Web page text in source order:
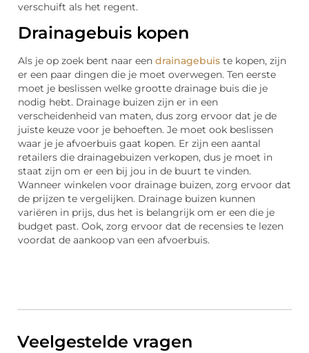
verschuift als het regent.
Drainagebuis kopen
Als je op zoek bent naar een drainagebuis te kopen, zijn
er een paar dingen die je moet overwegen. Ten eerste
moet je beslissen welke grootte drainage buis die je
nodig hebt. Drainage buizen zijn er in een
verscheidenheid van maten, dus zorg ervoor dat je de
juiste keuze voor je behoeften. Je moet ook beslissen
waar je je afvoerbuis gaat kopen. Er zijn een aantal
retailers die drainagebuizen verkopen, dus je moet in
staat zijn om er een bij jou in de buurt te vinden.
Wanneer winkelen voor drainage buizen, zorg ervoor dat
de prijzen te vergelijken. Drainage buizen kunnen
variëren in prijs, dus het is belangrijk om er een die je
budget past. Ook, zorg ervoor dat de recensies te lezen
voordat de aankoop van een afvoerbuis.
Veelgestelde vragen